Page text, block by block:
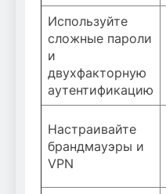
Используйте
сложные пароли
и
двухфакторную
аутентификацию
Настраивайте
брандмауэры и
VPN